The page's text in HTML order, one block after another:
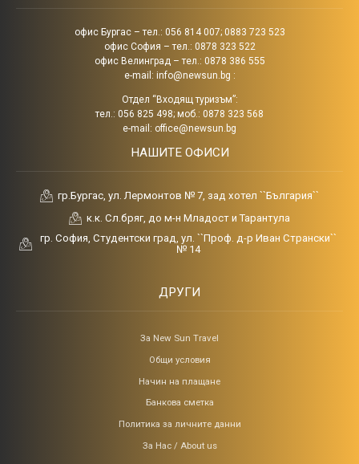
офис Бургас – тел.: 056 814 007; 0883 723 523
офис София – тел.: 0878 323 522
офис Велинград – тел.: 0878 386 555
e-mail: info@newsun.bg :
Отдел “Входящ туризъм”:
тел.: 056 825 498; моб.: 0878 323 568
e-mail: office@newsun.bg
НАШИТЕ ОФИСИ
гр.Бургас, ул. Лермонтов № 7, зад хотел ``България``
к.к. Сл.бряг, до м-н Младост и Тарантула
гр. София, Студентски град, ул. ``Проф. д-р Иван Странски``
№ 14
ДРУГИ
За New Sun Travel
Общи условия
Начин на плащане
Банкова сметка
Политика за личните данни
За Нас / About us